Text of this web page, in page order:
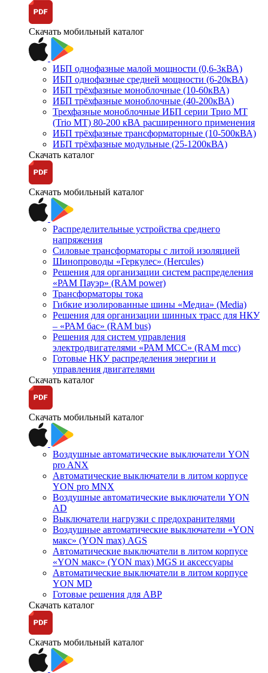
Скачать мобильный каталог
ИБП однофазные малой мощности (0,6-3кВА)
ИБП однофазные средней мощности (6-20кВА)
ИБП трёхфазные моноблочные (10-60кВА)
ИБП трёхфазные моноблочные (40-200кВА)
Трехфазные моноблочные ИБП серии Трио МТ
(Trio MT) 80-200 кВА расширенного применения
ИБП трёхфазные трансформаторные (10-500кВА)
ИБП трёхфазные модульные (25-1200кВА)
Скачать каталог
Скачать мобильный каталог
Распределительные устройства среднего
напряжения
Силовые трансформаторы с литой изоляцией
Шинопроводы «Геркулес» (Hercules)
Решения для организации систем распределения
«РАМ Пауэр» (RAM power)
Трансформаторы тока
Гибкие изолированные шины «Медиа» (Media)
Решения для организации шинных трасс для НКУ
– «РАМ бас» (RAM bus)
Решения для систем управления
электродвигателями «РАМ МСС» (RAM mcc)
Готовые НКУ распределения энергии и
управления двигателями
Скачать каталог
Скачать мобильный каталог
Воздушные автоматические выключатели YON
pro ANX
Автоматические выключатели в литом корпусе
YON pro MNX
Воздушные автоматические выключатели YON
AD
Выключатели нагрузки с предохранителями
Воздушные автоматические выключатели «YON
макс» (YON max) AGS
Автоматические выключатели в литом корпусе
«YON макс» (YON max) MGS и аксессуары
Автоматические выключатели в литом корпусе
YON MD
Готовые решения для АВР
Скачать каталог
Скачать мобильный каталог